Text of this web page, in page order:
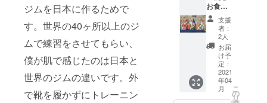
ジムを日本に作るためで
す。世界の40ヶ所以上のジ
ムで練習をさせてもらい、
僕が肌で感じたのは日本と
世界のジムの違いです。外
で靴を履かずにトレーニン
送費は
こちら
が負担
致しま
す
届けし
ます。
カシミ
ヤ以上
の保温
性と丈
夫さを
持つア
ルパカ
生地を
お食
事》 一
緒にお
食事を
しなが
らいろ
いろな
お話を
しま
しょ
う！世
支援
者：
2人
お届
け予
定：
2021
年04
月
こ
の
リ